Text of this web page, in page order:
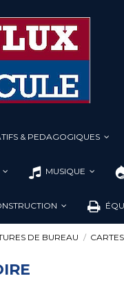
& PEDAGOGIQUES
MUSIQUE
DE BUREAU